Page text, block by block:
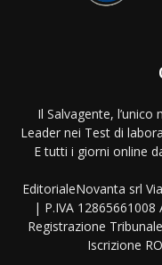
Il Salvagente,
Leader nei Test di
E tutti i giorni online
EditorialeNovanta srl
| P.IVA
Registrazione
Iscrizione